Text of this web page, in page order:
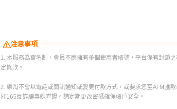
注意事項
1. 本服務為實名制，會員不應擁有多個使用者帳號，平台保有封鎖
定條款。
2. 樂淘不會以電話或簡訊通知或變更付款方式，或要求您至ATM匯
打165反詐騙專線查證。請定期更改密碼確保帳戶安全。